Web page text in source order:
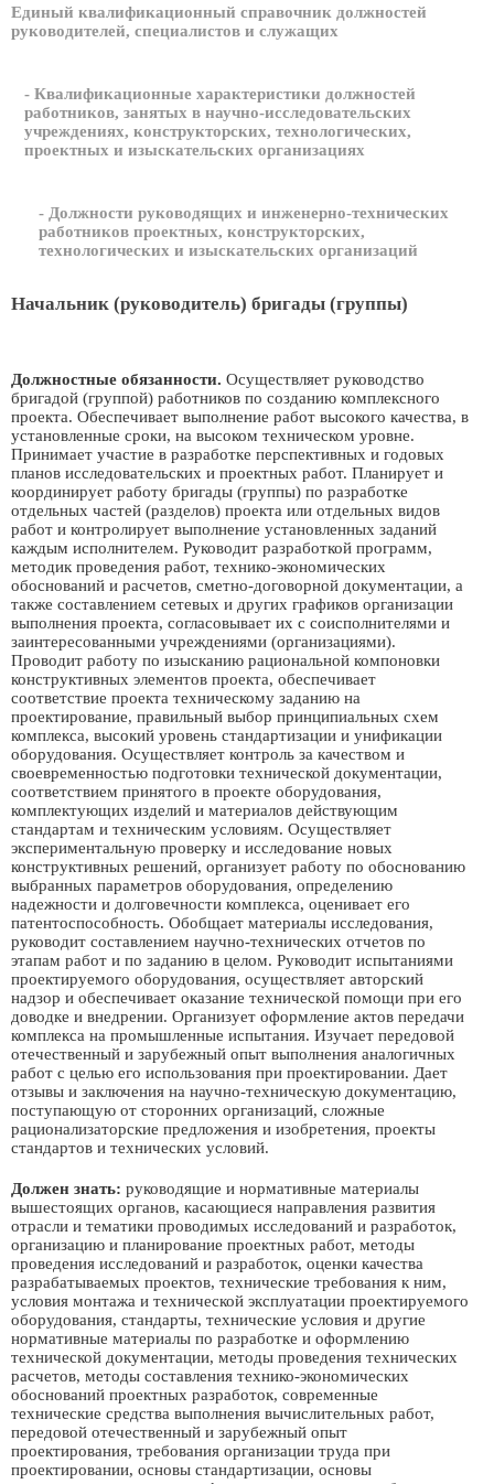
Единый квалификационный справочник должностей
руководителей, специалистов и служащих
- Квалификационные характеристики должностей
работников, занятых в научно-исследовательских
учреждениях, конструкторских, технологических,
проектных и изыскательских организациях
- Должности руководящих и инженерно-технических
работников проектных, конструкторских,
технологических и изыскательских организаций
Начальник (руководитель) бригады (группы)
Должностные обязанности. Осуществляет руководство
бригадой (группой) работников по созданию комплексного
проекта. Обеспечивает выполнение работ высокого качества, в
установленные сроки, на высоком техническом уровне.
Принимает участие в разработке перспективных и годовых
планов исследовательских и проектных работ. Планирует и
координирует работу бригады (группы) по разработке
отдельных частей (разделов) проекта или отдельных видов
работ и контролирует выполнение установленных заданий
каждым исполнителем. Руководит разработкой программ,
методик проведения работ, технико-экономических
обоснований и расчетов, сметно-договорной документации, а
также составлением сетевых и других графиков организации
выполнения проекта, согласовывает их с соисполнителями и
заинтересованными учреждениями (организациями).
Проводит работу по изысканию рациональной компоновки
конструктивных элементов проекта, обеспечивает
соответствие проекта техническому заданию на
проектирование, правильный выбор принципиальных схем
комплекса, высокий уровень стандартизации и унификации
оборудования. Осуществляет контроль за качеством и
своевременностью подготовки технической документации,
соответствием принятого в проекте оборудования,
комплектующих изделий и материалов действующим
стандартам и техническим условиям. Осуществляет
экспериментальную проверку и исследование новых
конструктивных решений, организует работу по обоснованию
выбранных параметров оборудования, определению
надежности и долговечности комплекса, оценивает его
патентоспособность. Обобщает материалы исследования,
руководит составлением научно-технических отчетов по
этапам работ и по заданию в целом. Руководит испытаниями
проектируемого оборудования, осуществляет авторский
надзор и обеспечивает оказание технической помощи при его
доводке и внедрении. Организует оформление актов передачи
комплекса на промышленные испытания. Изучает передовой
отечественный и зарубежный опыт выполнения аналогичных
работ с целью его использования при проектировании. Дает
отзывы и заключения на научно-техническую документацию,
поступающую от сторонних организаций, сложные
рационализаторские предложения и изобретения, проекты
стандартов и технических условий.
Должен знать: руководящие и нормативные материалы
вышестоящих органов, касающиеся направления развития
отрасли и тематики проводимых исследований и разработок,
организацию и планирование проектных работ, методы
проведения исследований и разработок, оценки качества
разрабатываемых проектов, технические требования к ним,
условия монтажа и технической эксплуатации проектируемого
оборудования, стандарты, технические условия и другие
нормативные материалы по разработке и оформлению
технической документации, методы проведения технических
расчетов, методы составления технико-экономических
обоснований проектных разработок, современные
технические средства выполнения вычислительных работ,
передовой отечественный и зарубежный опыт
проектирования, требования организации труда при
проектировании, основы стандартизации, основы